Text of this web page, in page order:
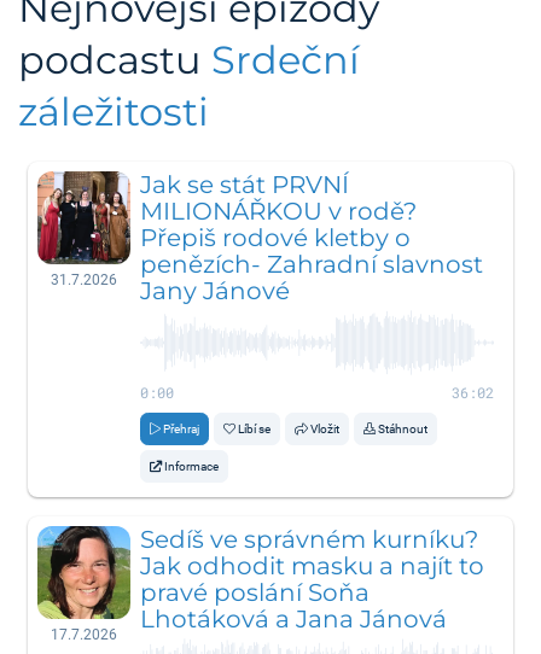
podcastu Srdeční
záležitosti
31.7.2026
Jak se stát PRVNÍ
MILIONÁŘKOU v rodě?
Přepiš rodové kletby o
penězích- Zahradní slavnost
Jany Jánové
0:00 36:02
Přehraj Líbí se Vložit Stáhnout
Informace
17.7.2026
Sedíš ve správném kurníku?
Jak odhodit masku a najít to
pravé poslání Soňa
Lhotáková a Jana Jánová